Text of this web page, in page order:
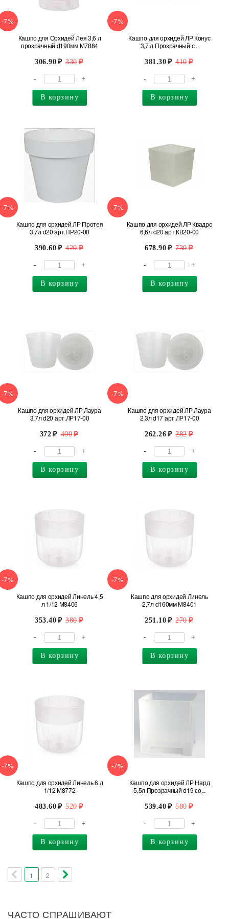
-7%
Кашпо для Орхидей Лея 3,6 л
прозрачный d190мм М7884
306.90 330
- +
В корзину
-7%
Кашпо для орхидей ЛР Конус
3,7 л Прозрачный с...
381.30 410
- +
В корзину
-7%
Кашпо для орхидей ЛР Протея
3,7л d20 арт.ПР20-00
390.60 420
- +
В корзину
-7%
Кашпо для орхидей ЛР Квадро
6,6л d20 арт.КВ20-00
678.90 730
- +
В корзину
-7%
Кашпо для орхидей ЛР Лаура
3,7л d20 арт.ЛР17-00
372 400
- +
В корзину
-7%
Кашпо для орхидей ЛР Лаура
2,3л d17 арт.ЛР17-00
262.26 282
- +
В корзину
-7%
Кашпо для орхидей Линель 4,5
л 1/12 М8406
353.40 380
- +
В корзину
-7%
Кашпо для орхидей Линель
2,7л d160мм М8401
251.10 270
- +
В корзину
-7%
Кашпо для орхидей Линель 6 л
1/12 М8772
483.60 520
- +
В корзину
-7%
Кашпо для орхидей ЛР Нард
5,5л Прозрачный d19 со...
539.40 580
- +
В корзину
1 2
ЧАСТО СПРАШИВАЮТ